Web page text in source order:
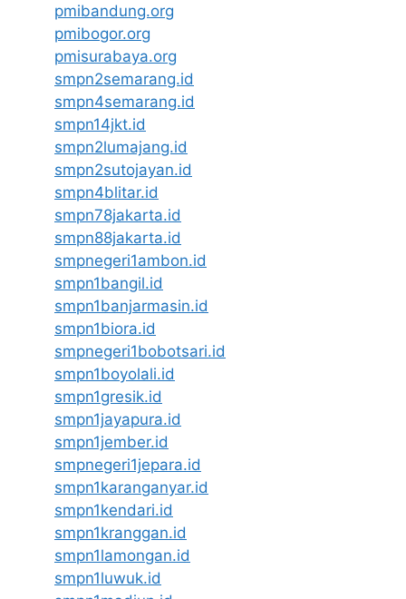
pmibandung.org
pmibogor.org
pmisurabaya.org
smpn2semarang.id
smpn4semarang.id
smpn14jkt.id
smpn2lumajang.id
smpn2sutojayan.id
smpn4blitar.id
smpn78jakarta.id
smpn88jakarta.id
smpnegeri1ambon.id
smpn1bangil.id
smpn1banjarmasin.id
smpn1biora.id
smpnegeri1bobotsari.id
smpn1boyolali.id
smpn1gresik.id
smpn1jayapura.id
smpn1jember.id
smpnegeri1jepara.id
smpn1karanganyar.id
smpn1kendari.id
smpn1kranggan.id
smpn1lamongan.id
smpn1luwuk.id